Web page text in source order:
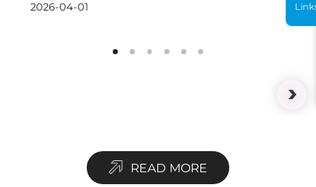
2026-04-01
READ MORE